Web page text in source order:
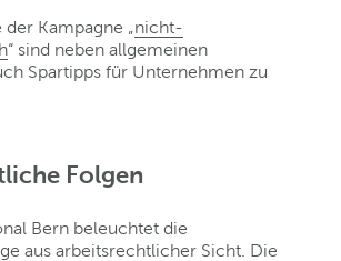
Kampagne „nicht-
“ sind neben allgemeinen
Spartipps für Unternehmen zu
Folgen
Bern beleuchtet die
aus arbeitsrechtlicher Sicht. Die